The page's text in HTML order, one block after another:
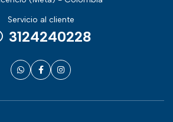
Servicio al cliente
3124240228